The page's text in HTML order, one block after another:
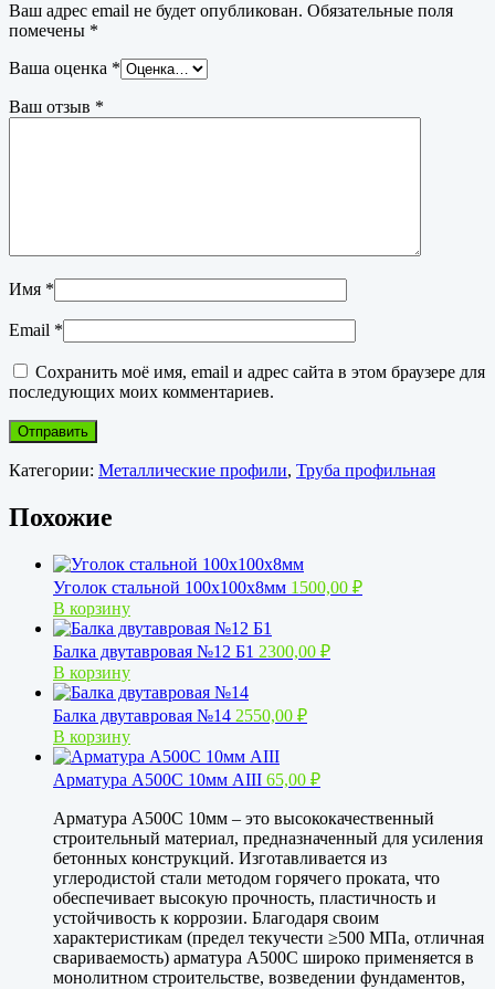
Ваш адрес email не будет опубликован. Обязательные поля
помечены *
Ваша оценка *
Ваш отзыв *
Имя *
Email *
Сохранить моё имя, email и адрес сайта в этом браузере для
последующих моих комментариев.
Категории: Металлические профили, Труба профильная
Похожие
Уголок стальной 100х100х8мм 1500,00 ₽
В корзину
Балка двутавровая №12 Б1 2300,00 ₽
В корзину
Балка двутавровая №14 2550,00 ₽
В корзину
Арматура А500С 10мм АIII 65,00 ₽
Арматура А500С 10мм – это высококачественный
строительный материал, предназначенный для усиления
бетонных конструкций. Изготавливается из
углеродистой стали методом горячего проката, что
обеспечивает высокую прочность, пластичность и
устойчивость к коррозии. Благодаря своим
характеристикам (предел текучести ≥500 МПа, отличная
свариваемость) арматура А500С широко применяется в
монолитном строительстве, возведении фундаментов,